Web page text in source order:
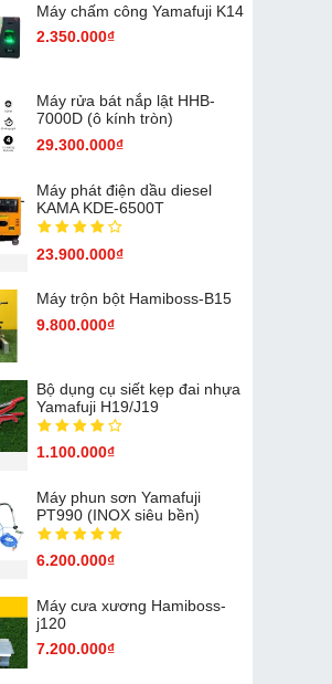
Máy chấm cô​ng Yamafuji K14
2.350.000₫
Máy rửa bát nắp lật HHB-
7000D (ô kính tròn)
29.300.000₫
Máy phát điện dầu diesel
KAMA KDE-6500T
23.900.000₫
Máy trộn bột Hamiboss-B15
9.800.000₫
Bộ dụng cụ siết kẹp đai nhựa
Yamafuji H19/J19
1.100.000₫
Máy phun sơn Yamafuji
PT990 (INOX siêu bền)
6.200.000₫
Máy cưa xương Hamiboss-
j120
7.200.000₫